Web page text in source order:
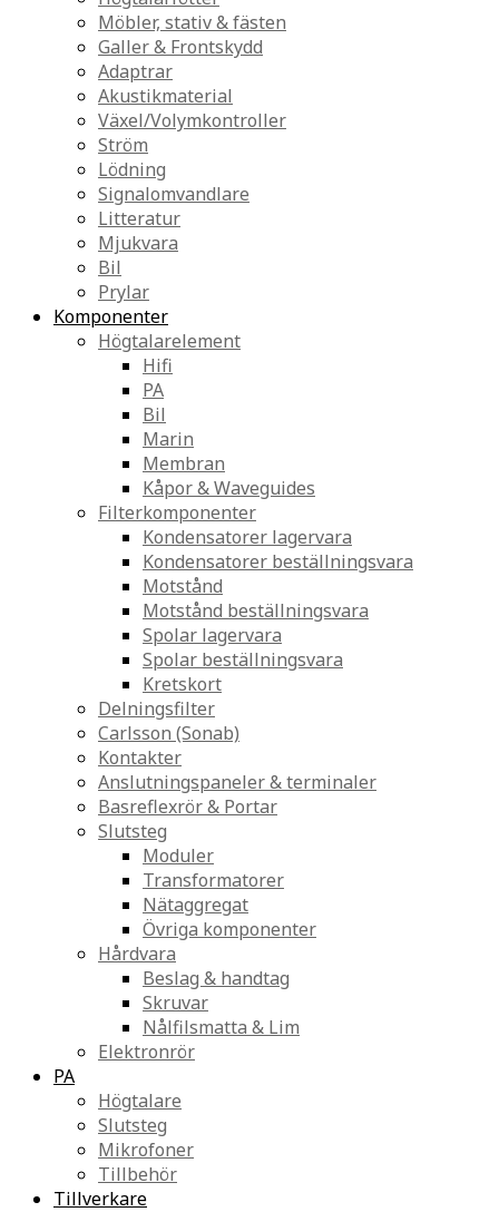
Möbler, stativ & fästen
Galler & Frontskydd
Adaptrar
Akustikmaterial
Växel/Volymkontroller
Ström
Lödning
Signalomvandlare
Litteratur
Mjukvara
Bil
Prylar
Komponenter
Högtalarelement
Hifi
PA
Bil
Marin
Membran
Kåpor & Waveguides
Filterkomponenter
Kondensatorer lagervara
Kondensatorer beställningsvara
Motstånd
Motstånd beställningsvara
Spolar lagervara
Spolar beställningsvara
Kretskort
Delningsfilter
Carlsson (Sonab)
Kontakter
Anslutningspaneler & terminaler
Basreflexrör & Portar
Slutsteg
Moduler
Transformatorer
Nätaggregat
Övriga komponenter
Hårdvara
Beslag & handtag
Skruvar
Nålfilsmatta & Lim
Elektronrör
PA
Högtalare
Slutsteg
Mikrofoner
Tillbehör
Tillverkare